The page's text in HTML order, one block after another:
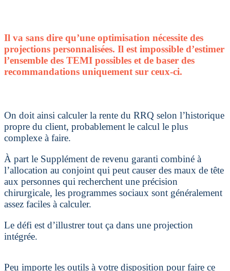
Il va sans dire qu’une optimisation nécessite des
projections personnalisées. Il est impossible d’estimer
l’ensemble des TEMI possibles et de baser des
recommandations uniquement sur ceux-ci.
On doit ainsi calculer la rente du RRQ selon l’historique
propre du client, probablement le calcul le plus
complexe à faire.
À part le Supplément de revenu garanti combiné à
l’allocation au conjoint qui peut causer des maux de tête
aux personnes qui recherchent une précision
chirurgicale, les programmes sociaux sont généralement
assez faciles à calculer.
Le défi est d’illustrer tout ça dans une projection
intégrée.
Peu importe les outils à votre disposition pour faire ce